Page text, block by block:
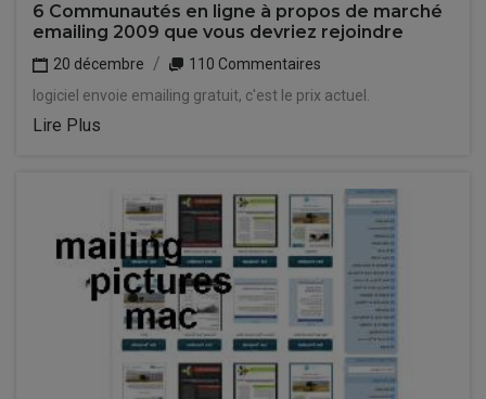
6 Communautés en ligne à propos de marché
emailing 2009 que vous devriez rejoindre
20 décembre
110 Commentaires
logiciel envoie emailing gratuit, c'est le prix actuel.
Lire Plus